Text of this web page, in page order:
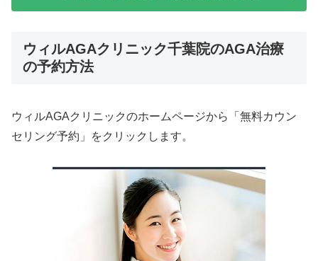
ウィルAGAクリニック千葉院のAGA治療
の予約方法
ウィルAGAクリニックのホームページから「無料カウン
セリング予約」をクリックします。